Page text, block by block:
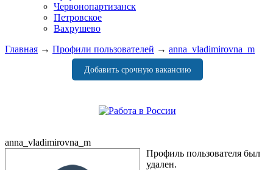
Червонопартизанск
Петровское
Вахрушево
Главная → Профили пользователей → anna_vladimirovna_m
Добавить срочную вакансию
anna_vladimirovna_m
Профиль пользователя был
удален.